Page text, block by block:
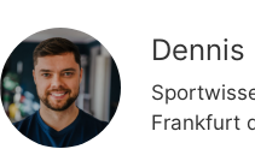
Dennis
Frankfurt